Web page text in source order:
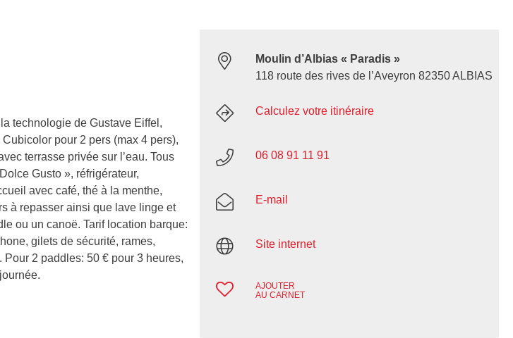
technologie de Gustave Eiffel,
pour 2 pers (max 4 pers),
terrasse privée sur l’eau. Tous
Gusto », réfrigérateur,
avec café, thé à la menthe,
à repasser ainsi que lave linge et
ou un canoë. Tarif location barque:
gilets de sécurité, rames,
2 paddles: 50 € pour 3 heures,
Moulin d’Albias « Paradis »
118 route des rives de l’Aveyron 82350 ALBIAS
Calculez votre itinéraire
06 08 91 11 91
E-mail
Site internet
AJOUTER
AU CARNET